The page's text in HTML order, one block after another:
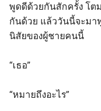
พูดดีด้วยกันสักครั้ง โต
กันด้วย แล้ววันนี้จะมา
นิสัยของผู้ชายคนนี้
“เธอ”
“หมายถึงอะไร”